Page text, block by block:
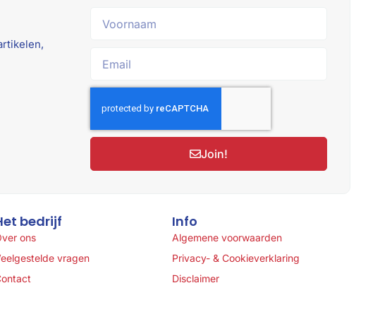
bedrijf
ons
vragen
Info
Algemene voorwaarden
Privacy- & Cookieverklaring
Disclaimer
Join!